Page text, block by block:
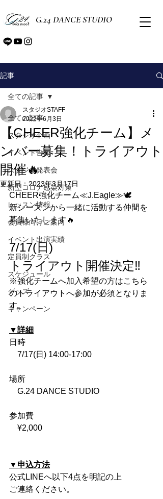
G.24 DANCE STUDIO
記事
全ての記事
スタジオ企画
イベント告知
スタジオ発表会
新型コロナ感染対策
レッスン情報
会員様向けご案内
イベント出演実績
定員制クラス
スケジュール
グッズ
キャンペーン
全ての記事
【CHEER強化チーム】メ
ンバー募集！トライアウト
開催🔥
スタジオSTAFF
2022年6月3日
更新日：2023年3月17日
CHEER強化チーム≪J.Eagle≫🕊
新シーズンから一緒に活動する仲間を
募集いたします🔥
7/17(日)
トライアウト開催決定‼️
※強化チームへ加入希望の方はこちら
のトライアウトへ参加が必須となりま
す。
▼詳細
日時
7/17(日) 14:00-17:00
場所
G.24 DANCE STUDIO
参加費
¥2,000
▼申込方法
公式LINEへ以下4点を明記の上
ご連絡ください。